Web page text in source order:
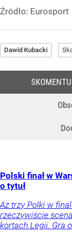
Źródło: Eurosport
Dawid Kubacki
Polski finał w
o tytuł
Aż trzy Polki w
rzeczywiście
kortach Legii. Gra